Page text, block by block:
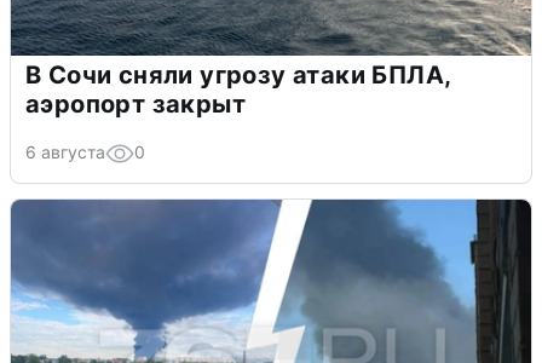
В Сочи сняли угрозу атаки БПЛА,
аэропорт закрыт
6 августа 0